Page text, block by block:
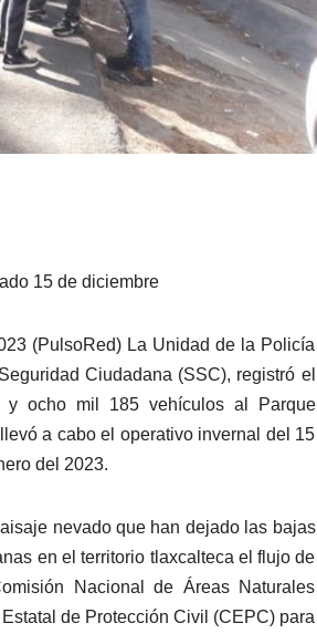
15 de diciembre
(PulsoRed) La Unidad de la Policía
Ciudadana (SSC), registró el
ocho mil 185 vehículos al Parque
a cabo el operativo invernal del 15
del 2023.
nevado que han dejado las bajas
en el territorio tlaxcalteca el flujo de
Nacional de Áreas Naturales
de Protección Civil (CEPC) para